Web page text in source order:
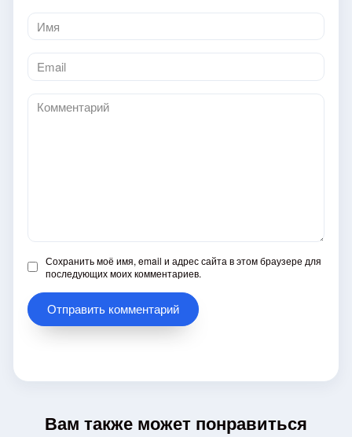
Имя
*
Email
*
Комментарий
Сохранить моё имя, email и адрес сайта в этом браузере для
последующих моих комментариев.
Вам также может понравиться